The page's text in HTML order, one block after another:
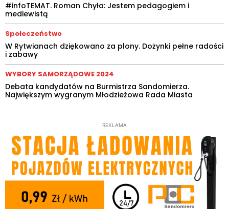
#infoTEMAT. Roman Chyła: Jestem pedagogiem i
mediewistą
Społeczeństwo
W Rytwianach dziękowano za plony. Dożynki pełne radości
i zabawy
WYBORY SAMORZĄDOWE 2024
Debata kandydatów na Burmistrza Sandomierza.
Największym wygranym Młodzieżowa Rada Miasta
REKLAMA